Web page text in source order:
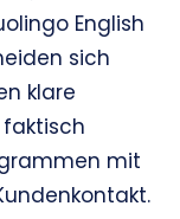
English
sich
klare
mit